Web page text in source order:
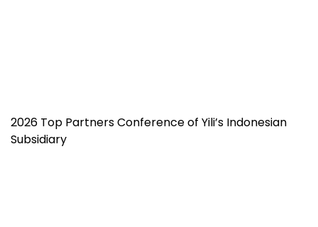
2026 Top Partners Conference of Yili’s Indonesian
Subsidiary